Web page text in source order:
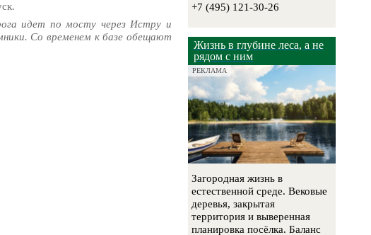
идет по мосту через Истру и
Со временем к базе обещают
+7 (495) 121-30-26
Жизнь в глубине леса, а не
рядом с ним
РЕКЛАМА
Загородная жизнь в
естественной среде. Вековые
деревья, закрытая
территория и выверенная
планировка посёлка. Баланс